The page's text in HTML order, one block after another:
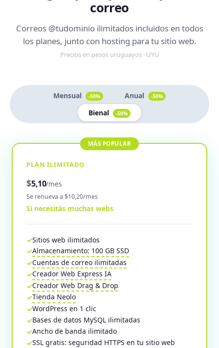
correo
Correos @tudominio ilimitados incluidos en todos
los planes, junto con hosting para tu sitio web.
Precios en pesos uruguayos · UYU
Mensual -50% Anual -50%
Bienal -50%
PLAN ILIMITADO
$5,10/mes
Se renueva a $10,20/mes
Si necesitás muchas webs
Sitios web ilimitados
Almacenamiento: 100 GB SSD
Cuentas de correo ilimitadas
Creador Web Express IA
Creador Web Drag & Drop
Tienda Neolo
WordPress en 1 clic
Bases de datos MySQL ilimitadas
Ancho de banda ilimitado
SSL gratis: seguridad HTTPS en tu sitio web